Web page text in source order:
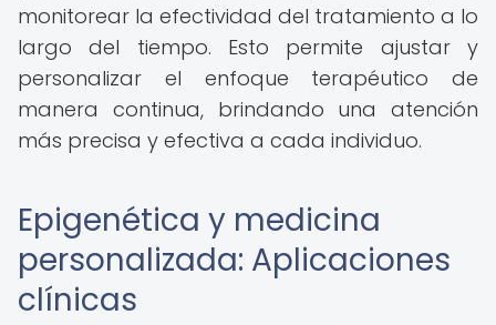
monitorear la efectividad del tratamiento a lo
largo del tiempo. Esto permite ajustar y
personalizar el enfoque terapéutico de
manera continua, brindando una atención
más precisa y efectiva a cada individuo.
Epigenética y medicina
personalizada: Aplicaciones
clínicas